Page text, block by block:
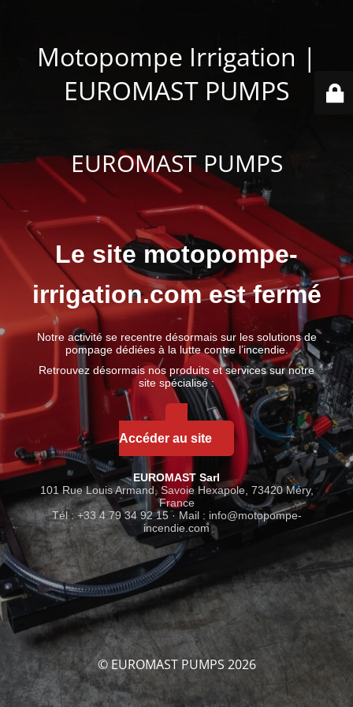
Motopompe Irrigation |
EUROMAST PUMPS
EUROMAST PUMPS
Le site motopompe-
irrigation.com est fermé
Notre activité se recentre désormais sur les solutions de
pompage dédiées à la lutte contre l’incendie.
Retrouvez désormais nos produits et services sur notre
site spécialisé :
Accéder au site
EUROMAST Sarl
101 Rue Louis Armand, Savoie Hexapole, 73420 Méry,
France
Tél : +33 4 79 34 92 15 · Mail : info@motopompe-
incendie.com
© EUROMAST PUMPS 2026